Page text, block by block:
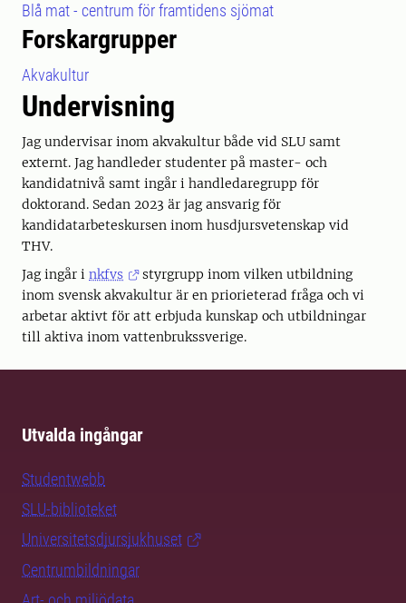
Blå mat - centrum för framtidens sjömat
Forskargrupper
Akvakultur
Undervisning
Jag undervisar inom akvakultur både vid SLU samt
externt. Jag handleder studenter på master- och
kandidatnivå samt ingår i handledaregrupp för
doktorand. Sedan 2023 är jag ansvarig för
kandidatarbeteskursen inom husdjursvetenskap vid
THV.
Jag ingår i nkfvs
styrgrupp inom vilken utbildning
inom svensk akvakultur är en priorieterad fråga och vi
arbetar aktivt för att erbjuda kunskap och utbildningar
till aktiva inom vattenbrukssverige.
Utvalda ingångar
Studentwebb
SLU-biblioteket
Universitetsdjursjukhuset
Centrumbildningar